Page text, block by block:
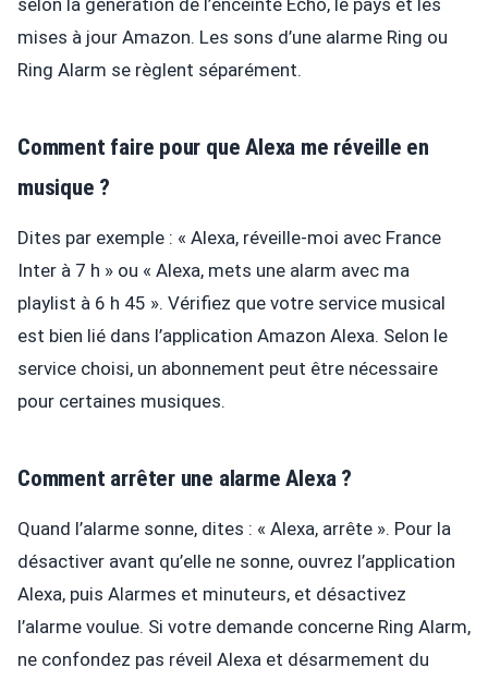
selon la génération de l’enceinte Echo, le pays et les
mises à jour Amazon. Les sons d’une alarme Ring ou
Ring Alarm se règlent séparément.
Comment faire pour que Alexa me réveille en
musique ?
Dites par exemple : « Alexa, réveille-moi avec France
Inter à 7 h » ou « Alexa, mets une alarm avec ma
playlist à 6 h 45 ». Vérifiez que votre service musical
est bien lié dans l’application Amazon Alexa. Selon le
service choisi, un abonnement peut être nécessaire
pour certaines musiques.
Comment arrêter une alarme Alexa ?
Quand l’alarme sonne, dites : « Alexa, arrête ». Pour la
désactiver avant qu’elle ne sonne, ouvrez l’application
Alexa, puis Alarmes et minuteurs, et désactivez
l’alarme voulue. Si votre demande concerne Ring Alarm,
ne confondez pas réveil Alexa et désarmement du